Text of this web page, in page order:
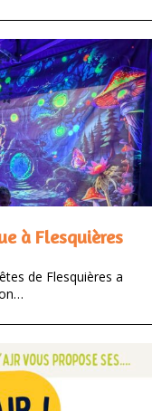
à Flesquières
de Flesquières a